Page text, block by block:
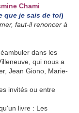
Chami
que je sais de toi)
faut-il renoncer à
dans les
qui nous a
Jean Giono, Marie-
invités ou entre
livre : Les